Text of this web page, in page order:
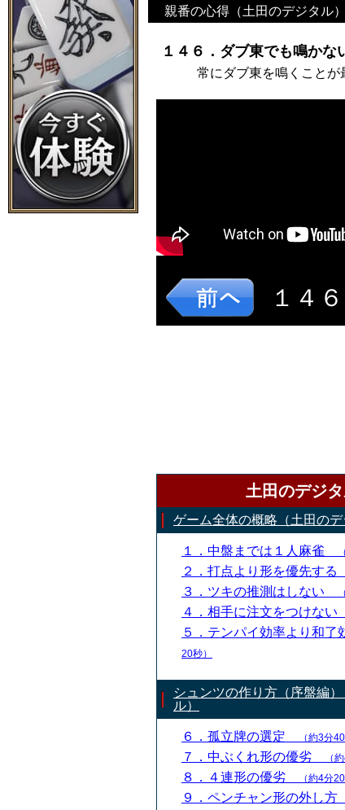
親番の心得（土田のデジタル）
１４６．ダブ東でも鳴かな
常にダブ東を鳴くことが
１４６
土田のデジ
ゲーム全体の概略（土田のデ
１．中盤までは１人麻雀
２．打点より形を優先する
３．ツキの推測はしない
４．相手に注文をつけない
５．テンパイ効率より和
20秒）
シュンツの作り方（序盤編
ル）
６．孤立牌の選定 （約3分40
７．中ぶくれ形の優劣 （
８．４連形の優劣 （約4分20
９．ペンチャン形の外し方